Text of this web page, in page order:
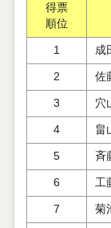
得票
順位
1 成
2 佐
3 穴
4 畠
5 斉
6 工
7 菊